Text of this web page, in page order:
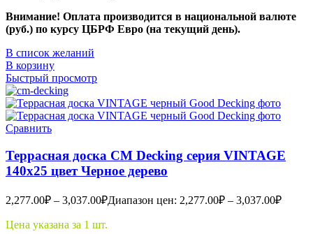
Внимание! Оплата производится в национальной валюте
(руб.) по курсу ЦБРФ Евро (на текущий день).
В список желаний
В корзину
Быстрый просмотр
Сравнить
Террасная доска CM Decking серия VINTAGE
140х25 цвет Черное дерево
2,277.00₽ – 3,037.00₽Диапазон цен: 2,277.00₽ – 3,037.00₽
Цена указана за 1 шт.